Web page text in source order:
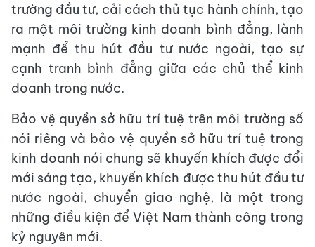
trường đầu tư, cải cách thủ tục hành chính, tạo
ra một môi trường kinh doanh bình đẳng, lành
mạnh để thu hút đầu tư nước ngoài, tạo sự
cạnh tranh bình đẳng giữa các chủ thể kinh
doanh trong nước.
Bảo vệ quyền sở hữu trí tuệ trên môi trường số
nói riêng và bảo vệ quyền sở hữu trí tuệ trong
kinh doanh nói chung sẽ khuyến khích được đổi
mới sáng tạo, khuyến khích được thu hút đầu tư
nước ngoài, chuyển giao nghệ, là một trong
những điều kiện để Việt Nam thành công trong
kỷ nguyên mới.